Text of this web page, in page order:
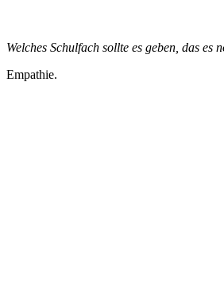
Welches Schulfach sollte es geben, das es
Empathie.